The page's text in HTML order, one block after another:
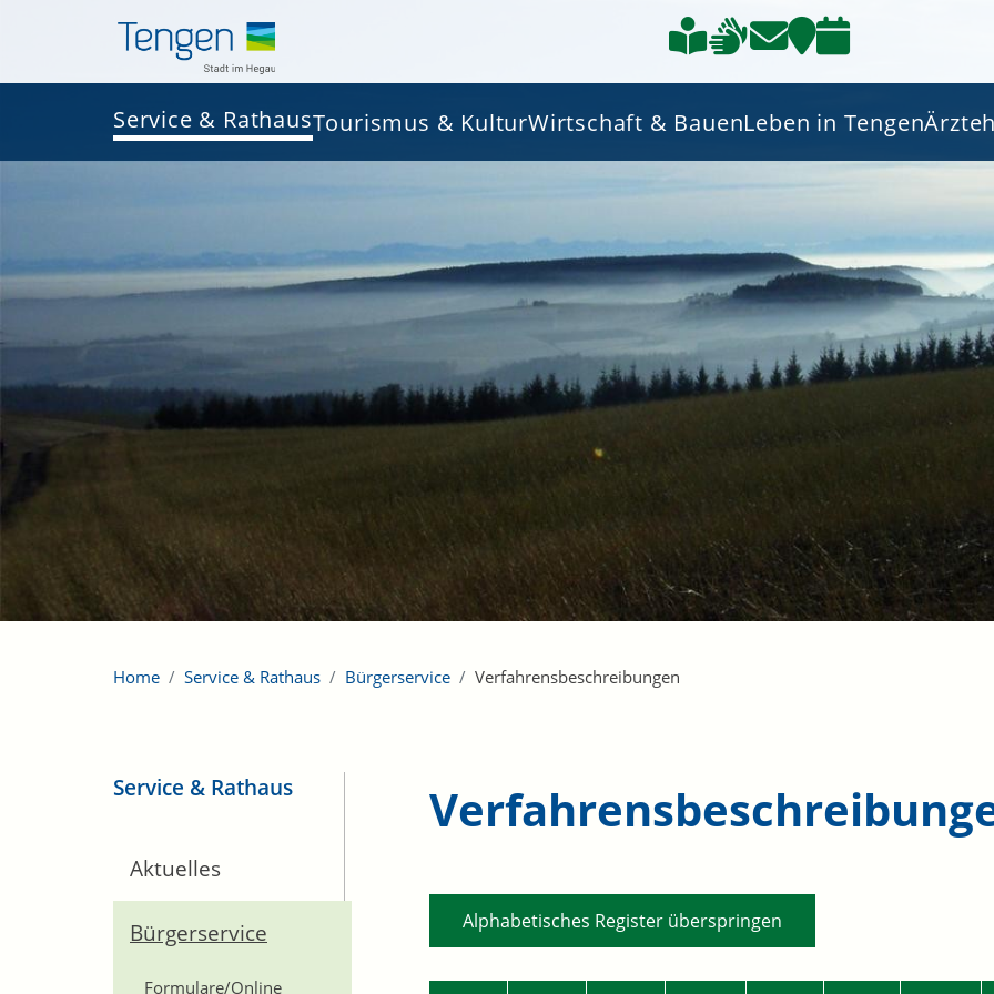
Service & RathausTourismus & KulturWirtschaft & BauenLeben in Tengen
Home Service & Rathaus Bürgerservice Verfahrensbeschreibungen
Service & Rathaus
Aktuelles
Bürgerservice
Formulare/Online
Alphabetisches Register überspringen